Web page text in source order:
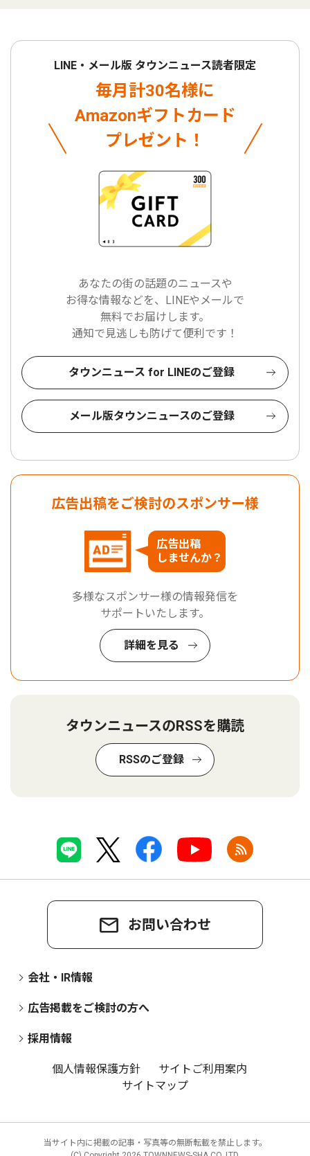
LINE・メール版 タウンニュース読者限定
毎月計30名様に
Amazonギフトカード
プレゼント！
あなたの街の話題のニュースや
お得な情報などを、LINEやメールで
無料でお届けします。
通知で見逃しも防げて便利です！
タウンニュース for LINEのご登録
メール版タウンニュースのご登録
広告出稿をご検討のスポンサー様
広告出稿
しませんか？
多様なスポンサー様の情報発信を
サポートいたします。
詳細を見る
タウンニュースのRSSを購読
RSSのご登録
お問い合わせ
会社・IR情報
広告掲載をご検討の方へ
採用情報
個人情報保護方針
サイトご利用案内
サイトマップ
当サイト内に掲載の記事・写真等の無断転載を禁止します。